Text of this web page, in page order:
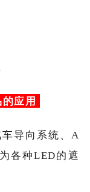
应用
导向系统、A
各种LED的遮